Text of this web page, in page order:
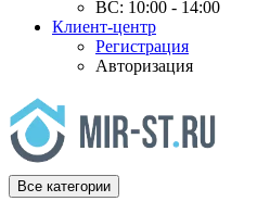
ВС: 10:00 - 14:00
Клиент-центр
Регистрация
Авторизация
Все категории